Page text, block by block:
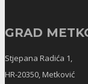
GRAD
Stjepana Radića 1,
HR-20350, Metković